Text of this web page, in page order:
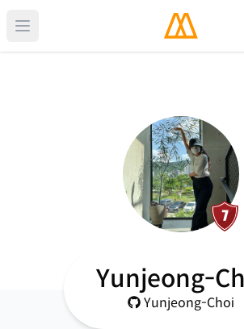
Yunjeong-
Yunjeong-Choi